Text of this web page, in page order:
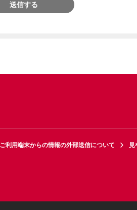
送信する
利用端末からの情報の外部送信について
見